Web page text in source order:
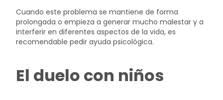
Cuando este problema se mantiene de forma
prolongada o empieza a generar mucho malestar y a
interferir en diferentes aspectos de la vida, es
recomendable pedir ayuda psicológica.
El duelo con niños